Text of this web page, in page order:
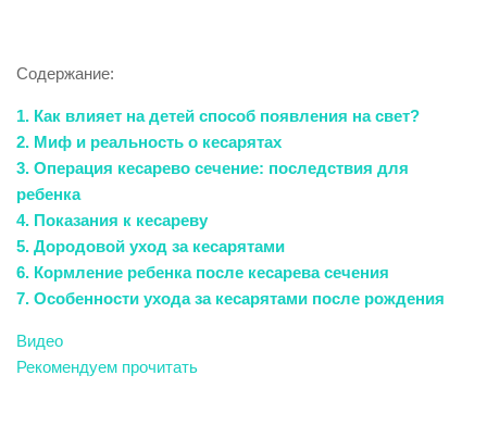
Содержание:
1. Как влияет на детей способ появления на свет?
2. Миф и реальность о кесарятах
3. Операция кесарево сечение: последствия для
ребенка
4. Показания к кесареву
5. Дородовой уход за кесарятами
6. Кормление ребенка после кесарева сечения
7. Особенности ухода за кесарятами после рождения
Видео
Рекомендуем прочитать